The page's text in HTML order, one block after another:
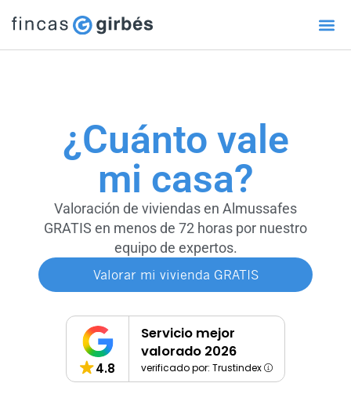
¿Cuánto vale
mi casa?
Valoración de viviendas en Almussafes
GRATIS en menos de 72 horas por nuestro
equipo de expertos.
Valorar mi vivienda GRATIS
4.8
Servicio mejor
valorado 2026
verificado por: Trustindex